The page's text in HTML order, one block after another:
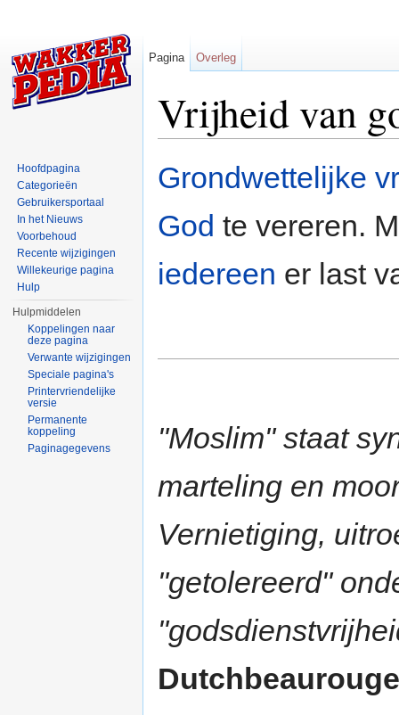
Vrijheid van
Grondwettelijke
God te vereren.
iedereen er last
"Moslim" staat
marteling en
Vernietiging,
"getolereerd"
Pagina Overleg
Hoofdpagina
Categorieën
Gebruikersportaal
In het Nieuws
Voorbehoud
Recente wijzigingen
Willekeurige pagina
Hulp
Hulpmiddelen
Koppelingen naar
deze pagina
Verwante wijzigingen
Speciale pagina's
Printervriendelijke
versie
Permanente
koppeling
Paginagegevens